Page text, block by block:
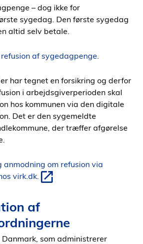
– dog ikke for
sygedag. Den første sygedag
altid selv betale.
af sygedagpenge.
har tegnet en forsikring og derfor
i arbejdsgiverperioden skal
hos kommunen via den digitale
Det er den sygemeldte
der træffer afgørelse
anmodning om refusion via
virk.dk.
af
som administrerer